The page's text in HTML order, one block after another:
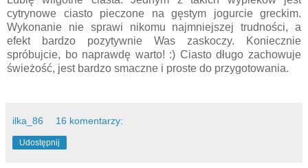
cytrynowe ciasto pieczone na gęstym jogurcie greckim.
Wykonanie nie sprawi nikomu najmniejszej trudności, a
efekt bardzo pozytywnie Was zaskoczy. Koniecznie
spróbujcie, bo naprawdę warto! :) Ciasto długo zachowuje
świeżość, jest bardzo smaczne i proste do przygotowania.
ilka_86 16 komentarzy:
Udostępnij